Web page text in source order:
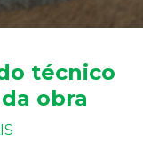
técnico
obra